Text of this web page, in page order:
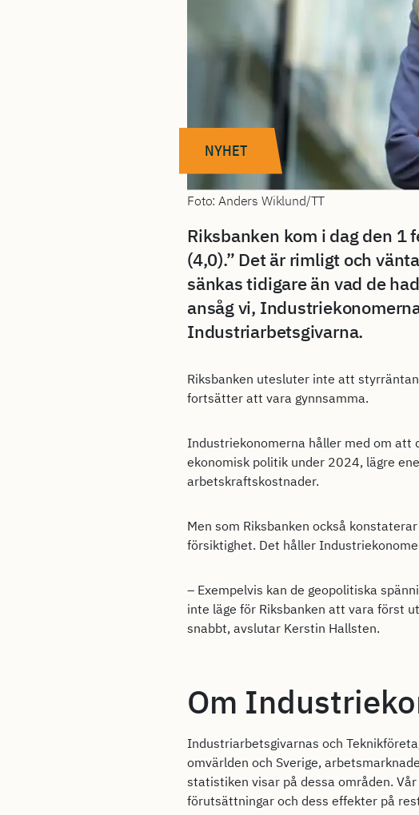
NYHET
Foto: Anders Wiklund/TT
Riksbanken kom i dag den 1
(4,0).” Det är rimligt och
sänkas tidigare än vad de
ansåg vi,
Industriarbetsgivarna.
Riksbanken utesluter inte att
fortsätter att vara gynnsamma.
Industriekonomerna håller med om
ekonomisk politik under 2024, lägre
arbetskraftskostnader.
Men som Riksbanken också
försiktighet. Det håller
– Exempelvis kan de geopolitiska
inte läge för Riksbanken att vara först
snabbt, avslutar Kerstin Hallsten.
Om
Industriarbetsgivarnas och
omvärlden och Sverige,
statistiken visar på dessa områden.
förutsättningar och dess effekter på